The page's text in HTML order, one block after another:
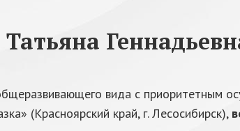
вида с приоритетным
(Красноярский край, г. Лесосибирск),